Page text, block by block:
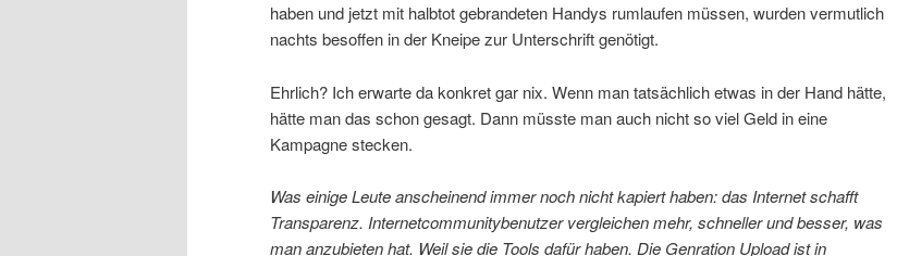
haben und jetzt mit halbtot gebrandeten Handys rumlaufen müssen, wurden vermutlich
nachts besoffen in der Kneipe zur Unterschrift genötigt.
Ehrlich? Ich erwarte da konkret gar nix. Wenn man tatsächlich etwas in der Hand hätte,
hätte man das schon gesagt. Dann müsste man auch nicht so viel Geld in eine
Kampagne stecken.
Was einige Leute anscheinend immer noch nicht kapiert haben: das Internet schafft
Transparenz. Internetcommunitybenutzer vergleichen mehr, schneller und besser, was
man anzubieten hat. Weil sie die Tools dafür haben. Die Genration Upload ist in